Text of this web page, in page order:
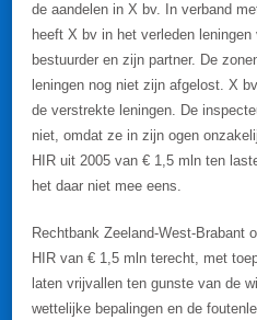
de aandelen in X bv. In verband
heeft X bv in het verleden
bestuurder en zijn partner. De
leningen nog niet zijn afgelost. X
de verstrekte leningen. De
niet, omdat ze in zijn ogen
HIR uit 2005 van € 1,5 mln ten
het daar niet mee eens.
Rechtbank Zeeland-West-Brabant
HIR van € 1,5 mln terecht, met
laten vrijvallen ten gunste van de
wettelijke bepalingen en de